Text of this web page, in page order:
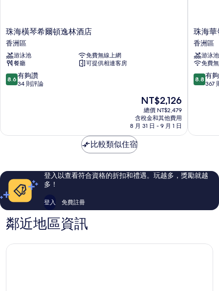
珠
海
橫
琴
希
爾
頓
洲
珠海橫琴希爾頓逸林酒店
香洲區
游泳池
免費無線上網
餐廳
可提供相連客房
8.6
分，
夠
評
論
8.6 有夠讚
34 則評論
現
在
價
格
為
NT$2,126
總價 NT$2,479
含稅金和其他費用
8 月 31 日 - 9 月 1 日
珠
海
華
發
喜
來
登
珠海華
香洲區
游泳池
免費
8.8
分，
夠
評
論
8.8 有
367
比較類似住宿
登入以查看符合資格的折扣和禮遇。玩越多，獎勵就越
多！
登入 免費註冊
鄰近地區資訊